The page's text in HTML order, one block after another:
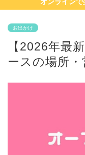
オンラインで
お出かけ
【2026年最
ースの場所